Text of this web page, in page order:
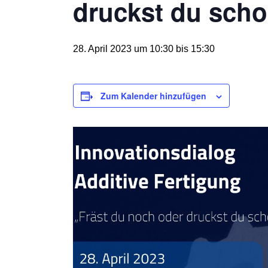
druckst du
28. April 2023 um 10:30 bis 15:30
Zum Kalender hinzufügen